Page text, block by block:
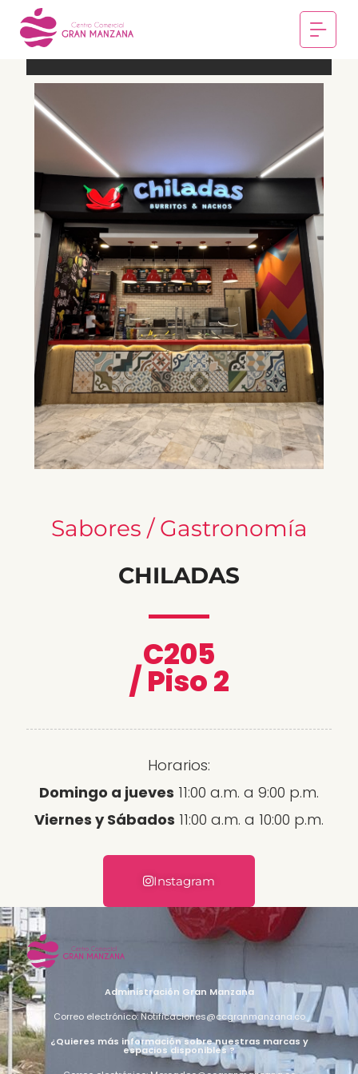
Sabores / Gastronomía
CHILADAS
C205
/ Piso 2
Horarios:
Domingo a jueves 11:00 a.m. a 9:00 p.m.
Viernes y Sábados 11:00 a.m. a 10:00 p.m.
Instagram
Administración Gran Manzana
Correo electrónico: Notificaciones@ccgranmanzana.co
¿Quieres más información sobre nuestras marcas y
espacios disponibles ?